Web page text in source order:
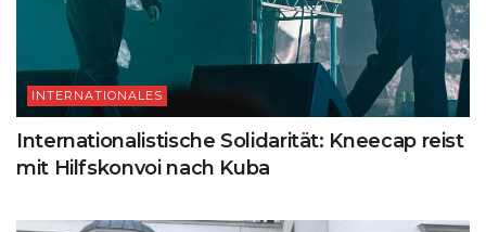
INTERNATIONALES
Internationalistische Solidarität: Kneecap reist
mit Hilfskonvoi nach Kuba